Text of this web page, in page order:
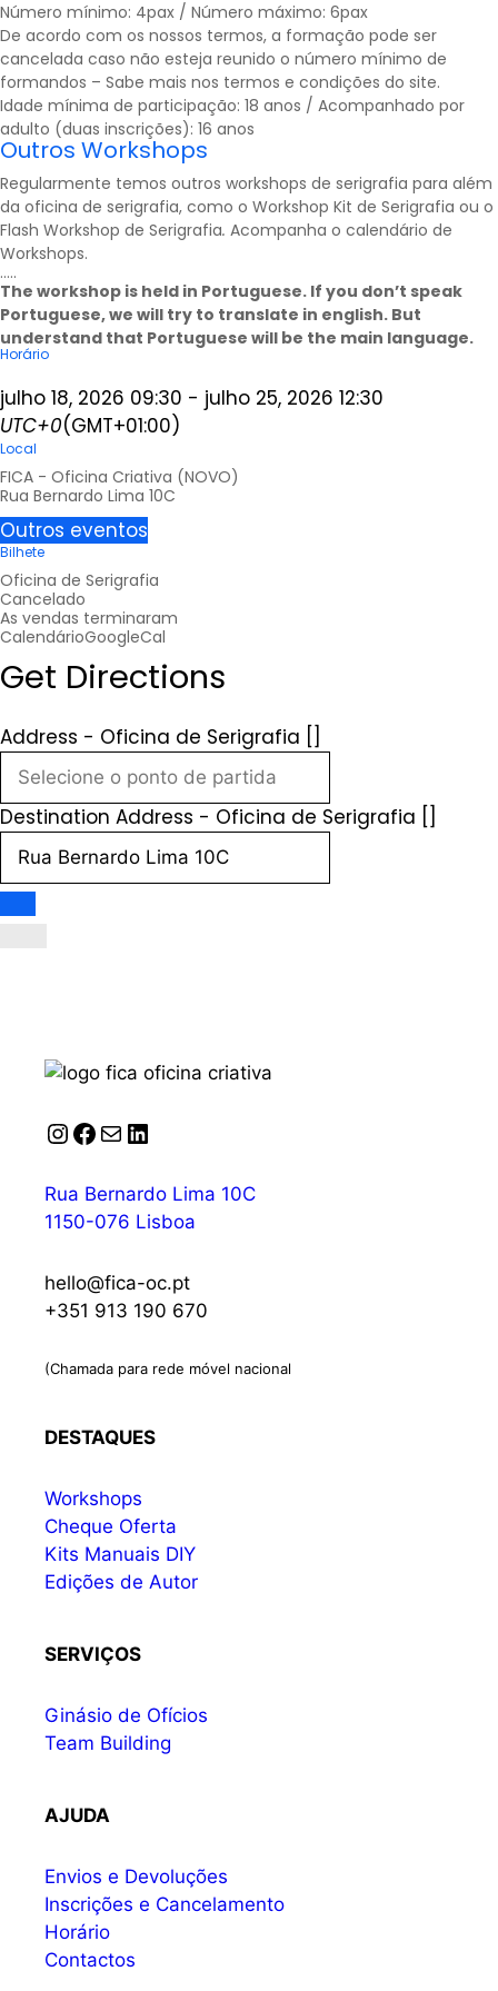
Número mínimo: 4pax / Número máximo: 6pax
De acordo com os nossos termos, a formação pode ser
cancelada caso não esteja reunido o número mínimo de
formandos – Sabe mais nos termos e condições do site.
Idade mínima de participação: 18 anos / Acompanhado por
adulto (duas inscrições): 16 anos
Outros Workshops
Regularmente temos outros workshops de serigrafia para além
da oficina de serigrafia, como o Workshop Kit de Serigrafia ou o
Flash Workshop de Serigrafia. Acompanha o calendário de
Workshops.
…..
The workshop is held in Portuguese. If you don’t speak
Portuguese, we will try to translate in english. But
understand that Portuguese will be the main language.
Horário
julho 18, 2026 09:30 - julho 25, 2026 12:30
UTC+0(GMT+01:00)
Local
FICA - Oficina Criativa (NOVO)
Rua Bernardo Lima 10C
Outros eventos
Bilhete
Oficina de Serigrafia
Cancelado
As vendas terminaram
CalendárioGoogleCal
Get Directions
Address - Oficina de Serigrafia []
Destination Address - Oficina de Serigrafia []
Instagram
Facebook
Correio
LinkedIn
Rua Bernardo Lima 10C
1150-076 Lisboa
hello@fica-oc.pt
+351 913 190 670
(Chamada para rede móvel nacional
DESTAQUES
Workshops
Cheque Oferta
Kits Manuais DIY
Edições de Autor
SERVIÇOS
Ginásio de Ofícios
Team Building
AJUDA
Envios e Devoluções
Inscrições e Cancelamento
Horário
Contactos